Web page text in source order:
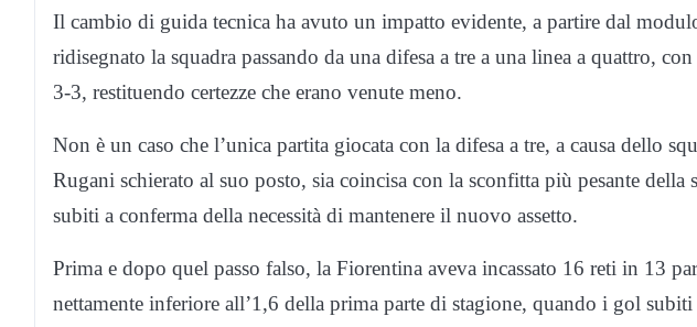
Il cambio di guida tecnica ha avuto un impatto evidente, a partire dal
ridisegnato la squadra passando da una difesa a tre a una linea a quattro,
3-3, restituendo certezze che erano venute meno.
Non è un caso che l’unica partita giocata con la difesa a tre, a causa dello
Rugani schierato al suo posto, sia coincisa con la sconfitta più pesante della
subiti a conferma della necessità di mantenere il nuovo assetto.
Prima e dopo quel passo falso, la Fiorentina aveva incassato 16 reti in 13
nettamente inferiore all’1,6 della prima parte di stagione, quando i gol